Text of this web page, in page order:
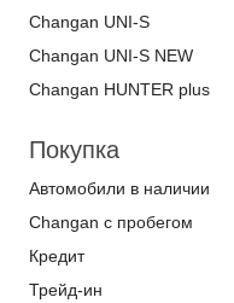
Changan UNI-S
Changan UNI-S NEW
Changan HUNTER plus
Покупка
Автомобили в наличии
Changan с пробегом
Кредит
Трейд-ин